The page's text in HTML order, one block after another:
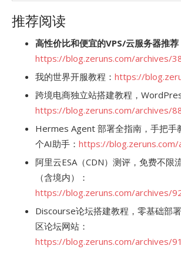
推荐阅读
高性价比和便宜的VPS/云服务器推荐
https://blog.zeruns.com/archives/
我的世界开服教程： https://
跨境电商独立站搭建教程，
https://blog.zeruns.com/archives/
Hermes Agent 部署全指南，手把手
个AI助手： https://
阿里云ESA（CDN）测评，免费不限
（含境内）：
https://blog.zeruns.com/archives/
Discourse论坛搭建教程，零基础部
区论坛网站：
https://blog.zeruns.com/archives/